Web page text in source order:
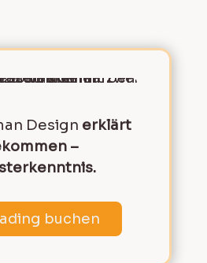
Design erklärt
–
buchen